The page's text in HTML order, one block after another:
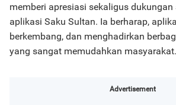
memberi apresiasi sekaligus dukungan
aplikasi Saku Sultan. Ia berharap,
berkembang, dan menghadirkan
yang sangat memudahkan masyarakat.
Advertisement